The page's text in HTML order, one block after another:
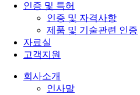
인증 및 특허
인증 및 자격사항
제품 및 기술관련 인증
자료실
고객지원
회사소개
인사말